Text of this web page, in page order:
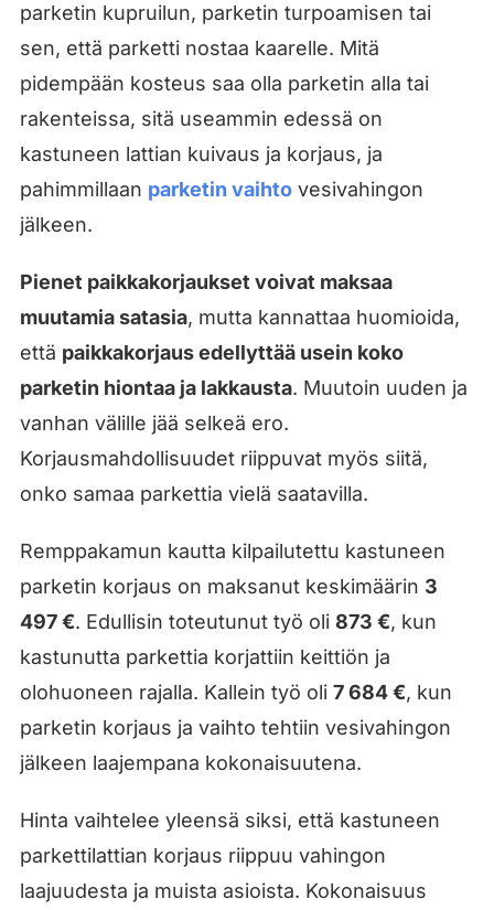
parketin kupruilun, parketin turpoamisen tai
sen, että parketti nostaa kaarelle. Mitä
pidempään kosteus saa olla parketin alla tai
rakenteissa, sitä useammin edessä on
kastuneen lattian kuivaus ja korjaus, ja
pahimmillaan parketin vaihtovesivahingon
jälkeen.
Pienet paikkakorjaukset voivat maksaa
muutamia satasia, mutta kannattaa huomioida,
että paikkakorjaus edellyttää usein koko
parketin hiontaa ja lakkausta. Muutoin uuden ja
vanhan välille jää selkeä ero.
Korjausmahdollisuudet riippuvat myös siitä,
onko samaa parkettia vielä saatavilla.
Remppakamun kautta kilpailutettu kastuneen
parketin korjaus on maksanut keskimäärin 3
497 €. Edullisin toteutunut työ oli 873 €, kun
kastunutta parkettia korjattiin keittiön ja
olohuoneen rajalla. Kallein työ oli 7 684 €, kun
parketin korjaus ja vaihto tehtiin vesivahingon
jälkeen laajempana kokonaisuutena.
Hinta vaihtelee yleensä siksi, että kastuneen
parkettilattian korjaus riippuu vahingon
laajuudesta ja muista asioista. Kokonaisuus